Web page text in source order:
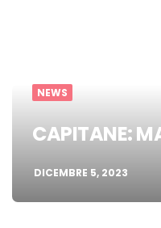
NEWS
CAPITANE:
DICEMBRE 5, 2023